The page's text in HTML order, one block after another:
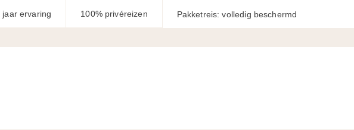
jaar ervaring 100% privéreizen Pakketreis: volledig beschermd